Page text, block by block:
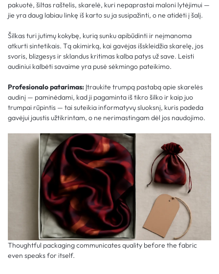
pakuotė, šiltas raštelis, skarelė, kuri nepaprastai maloni lytėjimui —
jie yra daug labiau linkę iš karto su ja susipažinti, o ne atidėti į šalį.
Šilkas turi jutimų kokybę, kurią sunku apibūdinti ir neįmanoma
atkurti sintetikais. Tą akimirką, kai gavėjas išskleidžia skarelę, jos
svoris, blizgesys ir sklandus kritimas kalba patys už save. Leisti
audiniui kalbėti savaime yra pusė sėkmingo pateikimo.
Profesionalo patarimas: Įtraukite trumpą pastabą apie skarelės
audinį — paminėdami, kad ji pagaminta iš tikro šilko ir kaip juo
trumpai rūpintis — tai suteikia informatyvų sluoksnį, kuris padeda
gavėjui jaustis užtikrintam, o ne nerimastingam dėl jos naudojimo.
Thoughtful packaging communicates quality before the fabric
even speaks for itself.